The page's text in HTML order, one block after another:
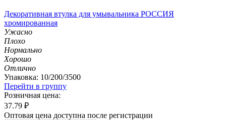
Декоративная втулка для умывальника РОССИЯ
хромированная
Ужасно
Плохо
Нормально
Хорошо
Отлично
Упаковка: 10/200/3500
Перейти в группу
Розничная цена:
37.79 ₽
Оптовая цена доступна после регистрации